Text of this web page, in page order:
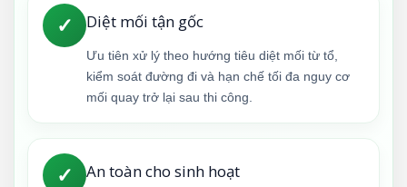
✓ Diệt mối tận gốc
Ưu tiên xử lý theo hướng tiêu diệt mối từ tổ,
kiểm soát đường đi và hạn chế tối đa nguy cơ
mối quay trở lại sau thi công.
✓ An toàn cho sinh hoạt